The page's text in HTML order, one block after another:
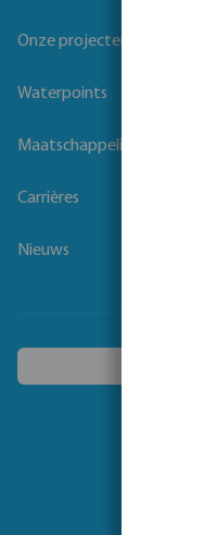
Onze projecten
Waterpoints
Maatschappelijk
Carrières
Nieuws